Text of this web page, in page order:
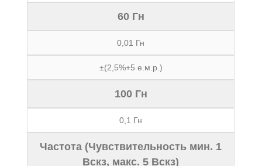
60 Гн
0,01 Гн
±(2,5%+5 е.м.р.)
100 Гн
0,1 Гн
Частота (Чувствительность мин. 1
Вскз, макс. 5 Вскз)